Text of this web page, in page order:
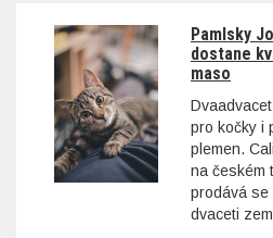
Pamlsky
dostane
maso
pro kočky i
plemen.
na českém
prodává se
dvaceti